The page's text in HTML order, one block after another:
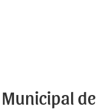
de